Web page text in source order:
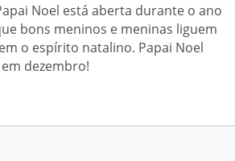
Noel está aberta durante o ano
bons meninos e meninas liguem
o espírito natalino. Papai Noel
dezembro!